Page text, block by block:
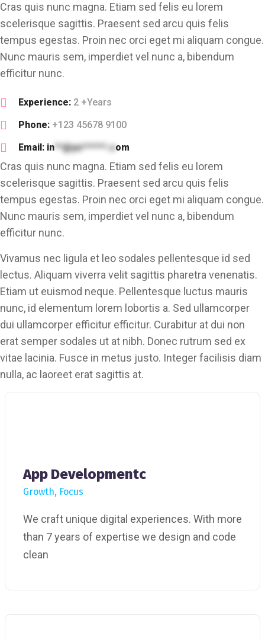
Cras quis nunc magna. Etiam sed felis eu lorem
scelerisque sagittis. Praesent sed arcu quis felis
tempus egestas. Proin nec orci eget mi aliquam congue.
Nunc mauris sem, imperdiet vel nunc a, bibendum
efficitur nunc.
Experience: 2 +Years
Phone: +123 45678 9100
Email: in**@yo******.com
Cras quis nunc magna. Etiam sed felis eu lorem
scelerisque sagittis. Praesent sed arcu quis felis
tempus egestas. Proin nec orci eget mi aliquam congue.
Nunc mauris sem, imperdiet vel nunc a, bibendum
efficitur nunc.
Vivamus nec ligula et leo sodales pellentesque id sed
lectus. Aliquam viverra velit sagittis pharetra venenatis.
Etiam ut euismod neque. Pellentesque luctus mauris
nunc, id elementum lorem lobortis a. Sed ullamcorper
dui ullamcorper efficitur efficitur. Curabitur at dui non
erat semper sodales ut at nibh. Donec rutrum sed ex
vitae lacinia. Fusce in metus justo. Integer facilisis diam
nulla, ac laoreet erat sagittis at.
App Developmentc
Growth, Focus
We craft unique digital experiences. With more
than 7 years of expertise we design and code
clean